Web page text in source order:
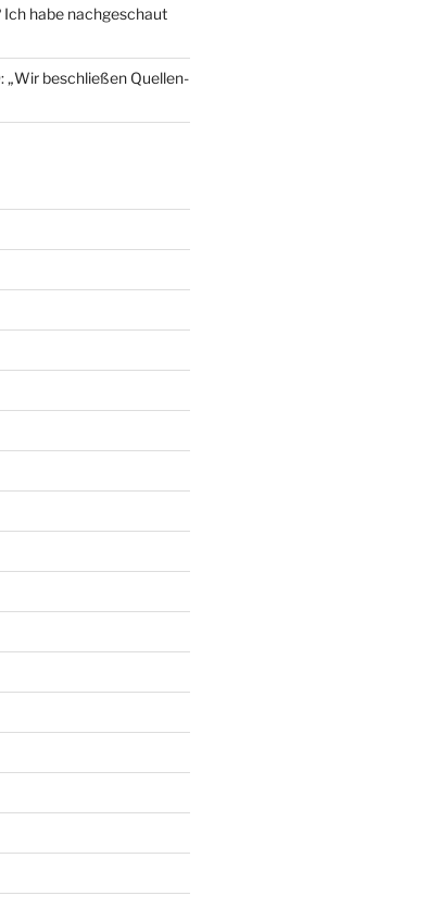
Ich habe nachgeschaut
„Wir beschließen Quellen-